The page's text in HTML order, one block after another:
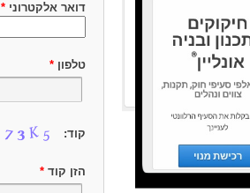
דואר אלקטרוני*
טלפון*
קוד:
הזן קוד*